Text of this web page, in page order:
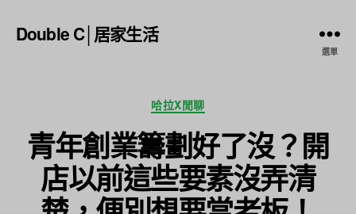
Double C│居家生活
選單
分
類
哈拉X閒聊
青年創業籌劃好了沒？開
店以前這些要素沒弄清